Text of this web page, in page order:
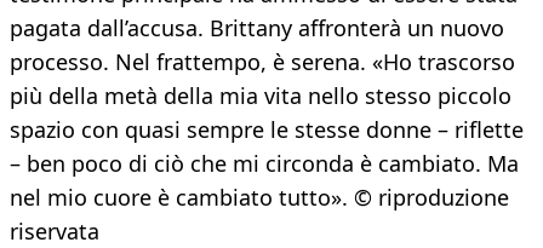
pagata dall’accusa. Brittany affronterà un nuovo
processo. Nel frattempo, è serena. «Ho trascorso
più della metà della mia vita nello stesso piccolo
spazio con quasi sempre le stesse donne – riflette
– ben poco di ciò che mi circonda è cambiato. Ma
nel mio cuore è cambiato tutto». © riproduzione
riservata